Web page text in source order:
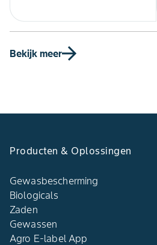
Bekijk meer
Producten & Oplossingen
Gewasbescherming
Biologicals
Zaden
Gewassen
Agro E-label App